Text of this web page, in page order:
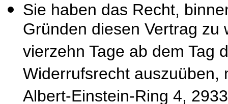
Sie haben das Recht,
Gründen diesen Vertrag
vierzehn Tage ab dem Tag
Widerrufsrecht auszuüben,
Albert-Einstein-Ring 4,